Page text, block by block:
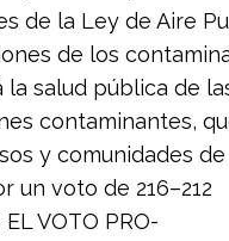
de la Ley de Aire
de los
salud pública de
contaminantes,
y comunidades de
un voto de 216–212
VOTO PRO-